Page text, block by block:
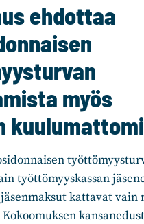
ehdottaa
myös
työttömyyskassan
kattavat vain